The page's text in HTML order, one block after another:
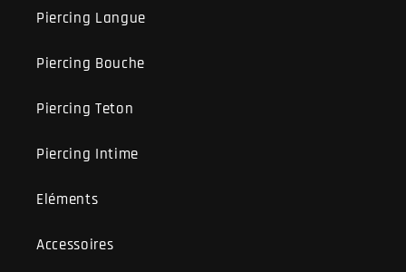
Piercing Langue
Piercing Bouche
Piercing Teton
Piercing Intime
Eléments
Accessoires